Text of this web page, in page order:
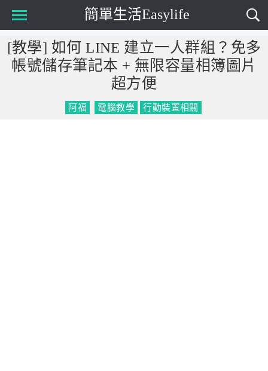
簡單生活Easylife
Main Menu
[教學] 如何 LINE 建立一人群組？免多
帳號儲存筆記本 + 無限容量相簿圖片
超方便
阿福 電腦教學 行動裝置相關